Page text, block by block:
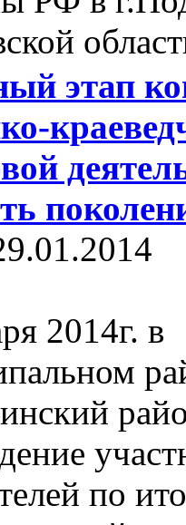
этап
2014г. в
по